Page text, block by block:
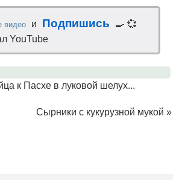
видео и Подпишись
🍳 💞
YouTube
к Пасхе в луковой шелух...
Сырники с кукурузной мукой »